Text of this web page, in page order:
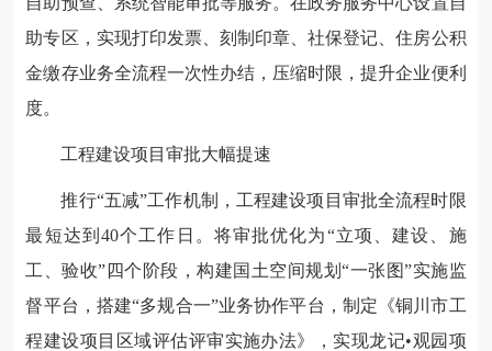
助专区，实现打印发票、刻制印章、社保登记、住房公积
金缴存业务全流程一次性办结，压缩时限，提升企业便利
度。
工程建设项目审批大幅提速
推行“五减”工作机制，工程建设项目审批全流程时限
最短达到40个工作日。将审批优化为“立项、建设、施
工、验收”四个阶段，构建国土空间规划“一张图”实施监
督平台，搭建“多规合一”业务协作平台，制定《铜川市工
程建设项目区域评估评审实施办法》，实现龙记•观园项